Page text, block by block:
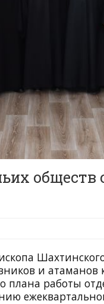
обществ
и атаманов
плана работы